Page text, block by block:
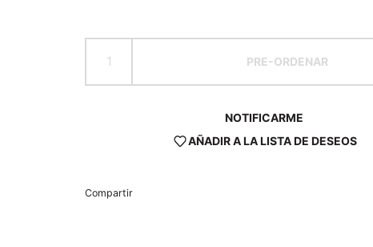
PRE-ORDENAR
NOTIFICARME
AÑADIR A LA LISTA DE DESEOS
Compartir